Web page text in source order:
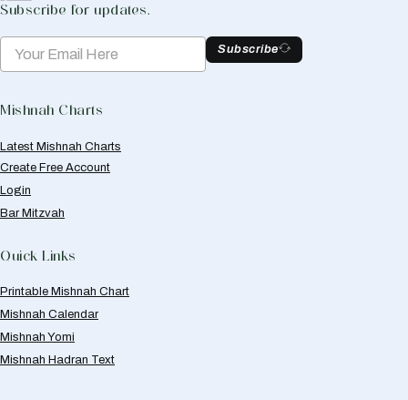
Subscribe for updates.
Subscribe
Mishnah Charts
Latest Mishnah Charts
Create Free Account
Login
Bar Mitzvah
Quick Links
Printable Mishnah Chart
Mishnah Calendar
Mishnah Yomi
Mishnah Hadran Text